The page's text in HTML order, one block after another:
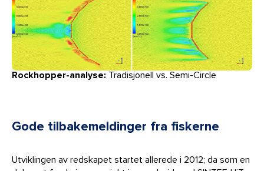
Rockhopper-analyse: Tradisjonell vs. Semi-Circle
Gode tilbakemeldinger fra fiskerne
Utviklingen av redskapet startet allerede i 2012; da som en